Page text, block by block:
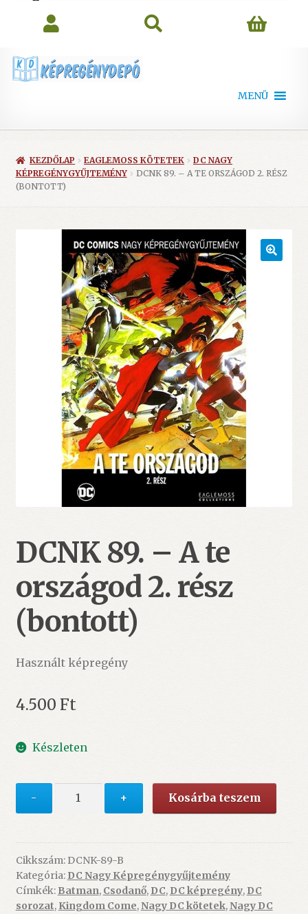
MENÜ
KEZDŐLAP EAGLEMOSS KÖTETEK
DC NAGY
KÉPREGÉNYGYŰJTEMÉNY
DCNK 89. – A TE ORSZÁGOD 2. RÉSZ
(BONTOTT)
DCNK 89. – A te
országod 2. rész
(bontott)
Használt képregény
4.500 Ft
Készleten
-
DCNK
A
te
országod
2.
rész
+ Kosárba teszem
Cikkszám: DCNK-89-B
Kategória: DC Nagy Képregénygyűjtemény
Címkék: Batman, Csodanő, DC, DC képregény, DC
sorozat, Kingdom Come,Nagy DC kötetek,Nagy DC